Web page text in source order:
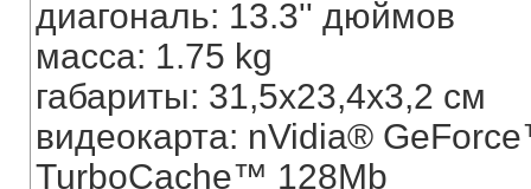
диагональ: 13.3'' дюймов
масса: 1.75 kg
габариты: 31,5х23,4х3,2 см
видеокарта: nVidia®
TurboCache™ 128Mb